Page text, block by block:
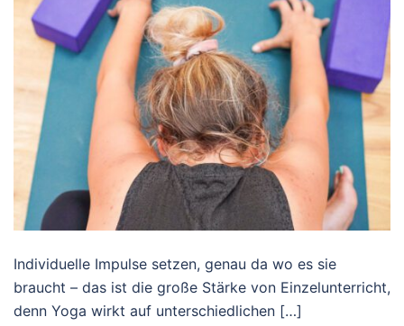
Individuelle Impulse setzen, genau da wo es sie
braucht – das ist die große Stärke von Einzelunterricht,
denn Yoga wirkt auf unterschiedlichen […]